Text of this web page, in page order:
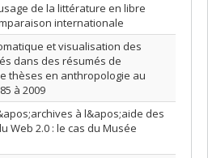
de la littérature en libre
internationale
et visualisation des
dans des résumés de
thèses en anthropologie au
à 2009
à l&apos;aide des
Web 2.0 : le cas du Musée